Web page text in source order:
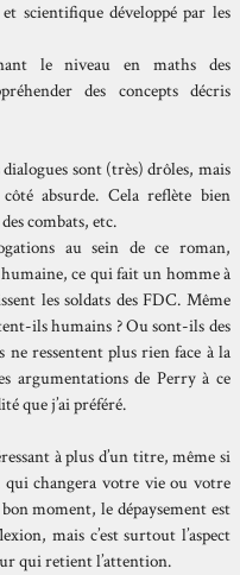
scientifique développé par les
le niveau en maths des
des concepts décris
sont (très) drôles, mais
absurde. Cela reflète bien
combats, etc.
au sein de ce roman,
ce qui fait un homme à
les soldats des FDC. Même
ils humains ? Ou sont-ils des
ne ressentent plus rien face à la
argumentations de Perry à ce
que j’ai préféré.
à plus d’un titre, même si
changera votre vie ou votre
moment, le dépaysement est
mais c’est surtout l’aspect
qui retient l’attention.